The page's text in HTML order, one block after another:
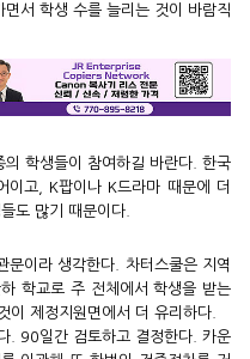
면서 학생 수를 늘리는 것이 바람직
학생들이 참여하길 바란다. 한국
이고, K팝이나 K드라마 때문에 더
도 많기 때문이다.
문이라 생각한다. 차터 스쿨은 지역
학교로 주 전체에서 학생을 받는
이 제정지원면에서 더 유리하다.
. 90일간 검토하고 결정한다. 카운